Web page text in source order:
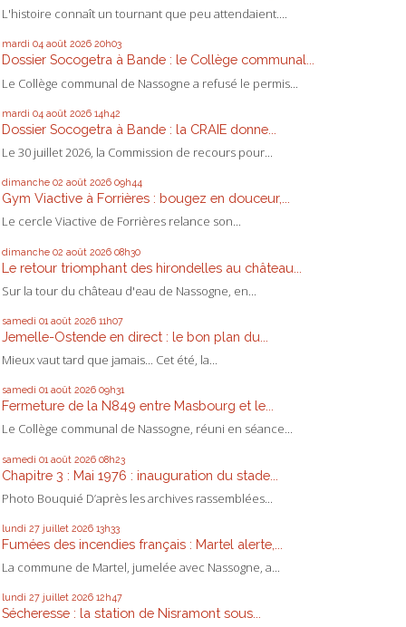
L'histoire connaît un tournant que peu attendaient....
mardi 04 août 2026 20h03
Dossier Socogetra à Bande : le Collège communal...
Le Collège communal de Nassogne a refusé le permis...
mardi 04 août 2026 14h42
Dossier Socogetra à Bande : la CRAIE donne...
Le 30 juillet 2026, la Commission de recours pour...
dimanche 02 août 2026 09h44
Gym Viactive à Forrières : bougez en douceur,...
Le cercle Viactive de Forrières relance son...
dimanche 02 août 2026 08h30
Le retour triomphant des hirondelles au château...
Sur la tour du château d'eau de Nassogne, en...
samedi 01 août 2026 11h07
Jemelle-Ostende en direct : le bon plan du...
Mieux vaut tard que jamais... Cet été, la...
samedi 01 août 2026 09h31
Fermeture de la N849 entre Masbourg et le...
Le Collège communal de Nassogne, réuni en séance...
samedi 01 août 2026 08h23
Chapitre 3 : Mai 1976 : inauguration du stade...
Photo Bouquié D’après les archives rassemblées...
lundi 27 juillet 2026 13h33
Fumées des incendies français : Martel alerte,...
La commune de Martel, jumelée avec Nassogne, a...
lundi 27 juillet 2026 12h47
Sécheresse : la station de Nisramont sous...